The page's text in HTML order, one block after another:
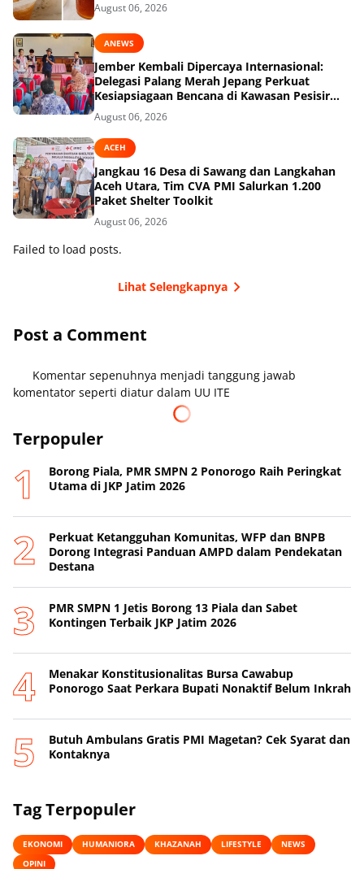
August 06, 2026
ANEWS
Jember Kembali Dipercaya Internasional:
Delegasi Palang Merah Jepang Perkuat
Kesiapsiagaan Bencana di Kawasan Pesisir
dan Sekolah
August 06, 2026
ACEH
Jangkau 16 Desa di Sawang dan Langkahan
Aceh Utara, Tim CVA PMI Salurkan 1.200
Paket Shelter Toolkit
August 06, 2026
Failed to load posts.
Lihat Selengkapnya
Post a Comment
Komentar sepenuhnya menjadi tanggung jawab
komentator seperti diatur dalam UU ITE
Terpopuler
Borong Piala, PMR SMPN 2 Ponorogo Raih Peringkat
Utama di JKP Jatim 2026
Perkuat Ketangguhan Komunitas, WFP dan BNPB
Dorong Integrasi Panduan AMPD dalam Pendekatan
Destana
PMR SMPN 1 Jetis Borong 13 Piala dan Sabet
Kontingen Terbaik JKP Jatim 2026
Menakar Konstitusionalitas Bursa Cawabup
Ponorogo Saat Perkara Bupati Nonaktif Belum Inkrah
Butuh Ambulans Gratis PMI Magetan? Cek Syarat dan
Kontaknya
Tag Terpopuler
EKONOMI HUMANIORA KHAZANAH LIFESTYLE
NEWS
OPINI